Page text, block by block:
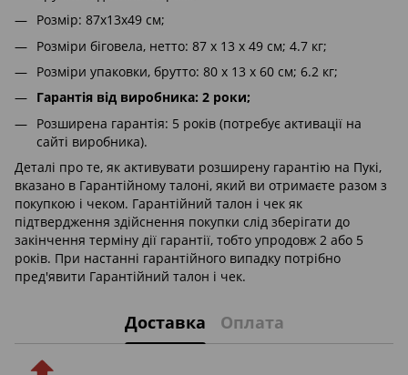
Розмір: 87х13х49 см;
Розміри біговела, нетто: 87 х 13 х 49 см; 4.7 кг;
Розміри упаковки, брутто: 80 х 13 х 60 см; 6.2 кг;
Гарантія від виробника: 2 роки;
Розширена гарантія: 5 років (потребує активації на
сайті виробника).
Деталі про те, як активувати розширену гарантію на Пукі,
вказано в Гарантійному талоні, який ви отримаєте разом з
покупкою і чеком. Гарантійний талон і чек як
підтвердження здійснення покупки слід зберігати до
закінчення терміну дії гарантії, тобто упродовж 2 або 5
років. При настанні гарантійного випадку потрібно
пред'явити Гарантійний талон і чек.
Доставка Оплата